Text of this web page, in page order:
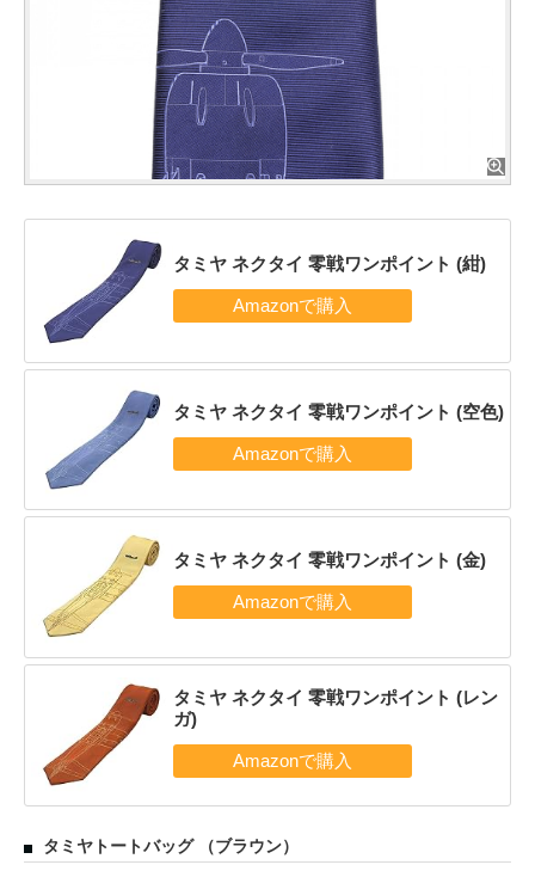
タミヤ ネクタイ 零戦ワンポイント (紺)
タミヤ ネクタイ 零戦ワンポイント (空色)
タミヤ ネクタイ 零戦ワンポイント (金)
タミヤ ネクタイ 零戦ワンポイント (レン
ガ)
タミヤトートバッグ （ブラウン）